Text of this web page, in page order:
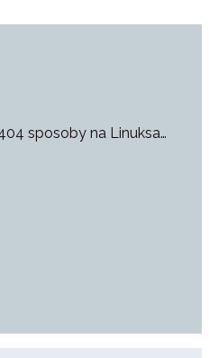
sposoby na Linuksa…